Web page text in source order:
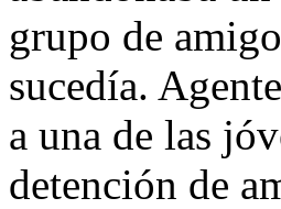
grupo de
sucedía.
a una de las
detención de